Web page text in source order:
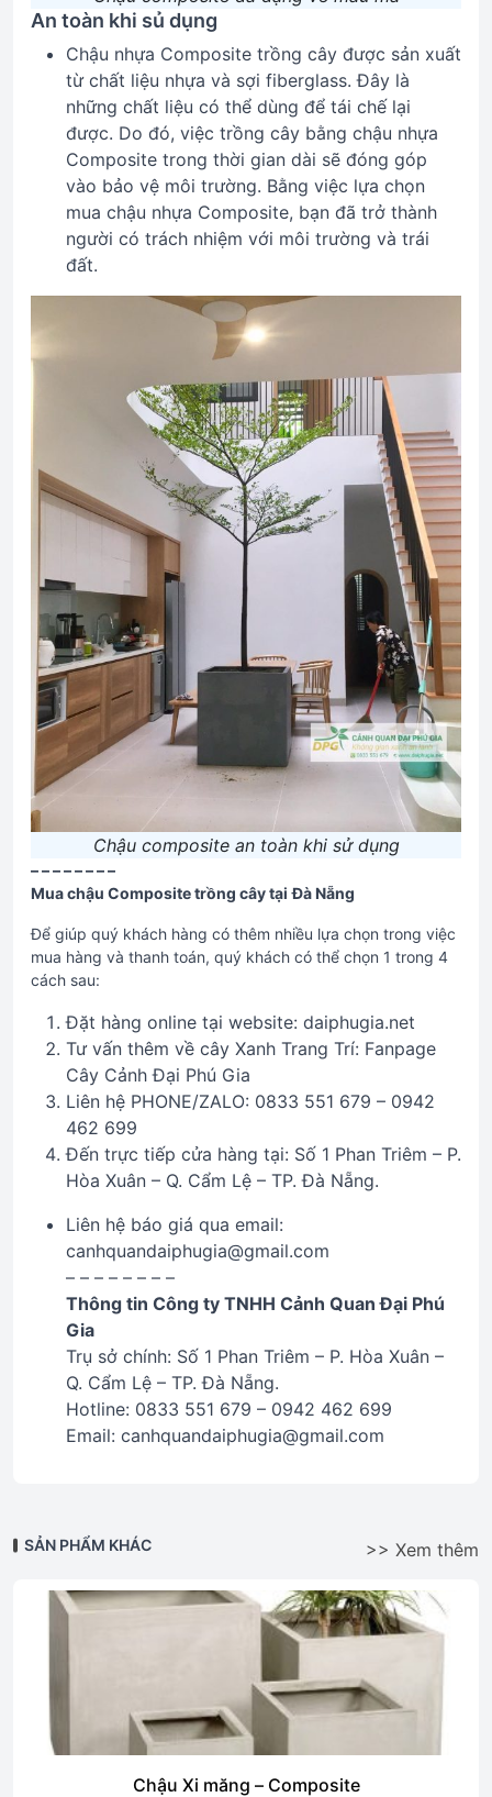
An toàn khi sủ dụng
Chậu nhựa Composite trồng cây được sản xuất
từ chất liệu nhựa và sợi fiberglass. Đây là
những chất liệu có thể dùng để tái chế lại
được. Do đó, việc trồng cây bằng chậu nhựa
Composite trong thời gian dài sẽ đóng góp
vào bảo vệ môi trường. Bằng việc lựa chọn
mua chậu nhựa Composite, bạn đã trở thành
người có trách nhiệm với môi trường và trái
đất.
Chậu composite an toàn khi sử dụng
– – – – – – – –
Mua chậu Composite trồng cây tại Đà Nẵng
Để giúp quý khách hàng có thêm nhiều lựa chọn trong việc
mua hàng và thanh toán, quý khách có thể chọn 1 trong 4
cách sau:
Đặt hàng online tại website: daiphugia.net
Tư vấn thêm về cây Xanh Trang Trí: Fanpage
Cây Cảnh Đại Phú Gia
Liên hệ PHONE/ZALO: 0833 551 679 – 0942
462 699
Đến trực tiếp cửa hàng tại: Số 1 Phan Triêm – P.
Hòa Xuân – Q. Cẩm Lệ – TP. Đà Nẵng.
Liên hệ báo giá qua email:
canhquandaiphugia@gmail.com
– – – – – – – –
Thông tin Công ty TNHH Cảnh Quan Đại Phú
Gia
Trụ sở chính: Số 1 Phan Triêm – P. Hòa Xuân –
Q. Cẩm Lệ – TP. Đà Nẵng.
Hotline: 0833 551 679 – 0942 462 699
Email: canhquandaiphugia@gmail.com
SẢN PHẨM KHÁC >> Xem thêm
Chậu Xi măng – Composite